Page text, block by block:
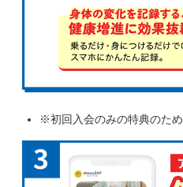
※初回入会のみの特典のた